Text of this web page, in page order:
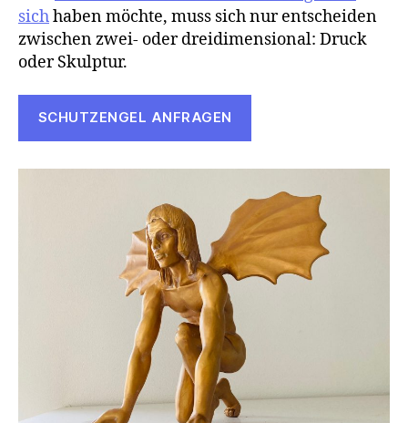
sichhaben möchte, muss sich nur entscheiden
zwischen zwei- oder dreidimensional: Druck
oder Skulptur.
SCHUTZENGEL ANFRAGEN